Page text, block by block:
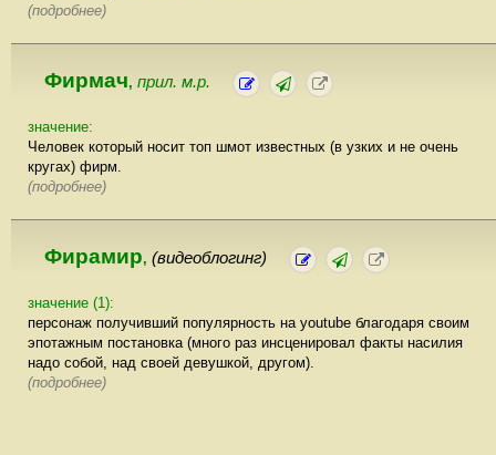
(подробнее)
Фирмач, прил. м.р.
значение:
Человек который носит топ шмот известных (в узких и не очень
кругах) фирм.
(подробнее)
Фирамир, (видеоблогинг)
значение (1):
персонаж получивший популярность на youtube благодаря своим
эпотажным постановка (много раз инсценировал факты насилия
надо собой, над своей девушкой, другом).
(подробнее)